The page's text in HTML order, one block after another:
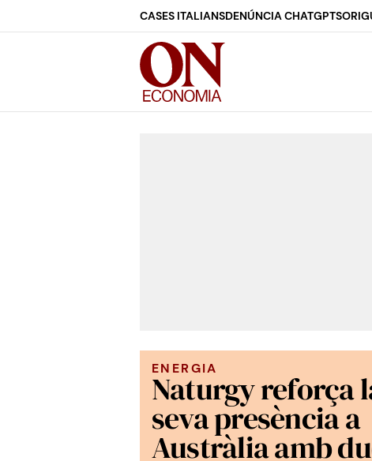
CASES ITALIANSDENÚNCIA CHATGPT
ENERGIA
Naturgy reforça
seva presència a
Austràlia amb